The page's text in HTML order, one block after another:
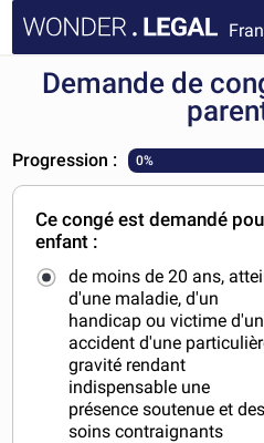
ACCUEIL
Demande de
Progression : 0%
Ce congé est demandé
enfant :
de moins de 20 ans,
d'une maladie, d'un
handicap ou victime d'un
accident d'une
gravité rendant
indispensable une
présence soutenue et des
soins contraignants